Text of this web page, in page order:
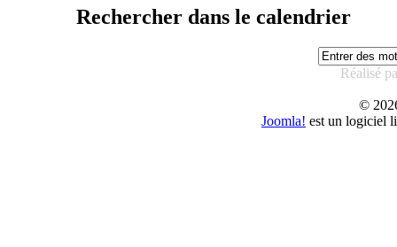
Rechercher dans le calendrier
Réalisé
©
Joomla! est un logiciel